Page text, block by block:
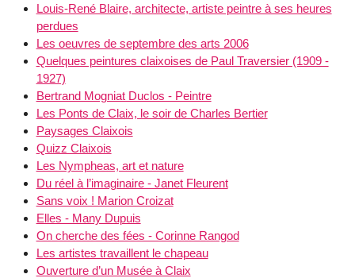
Louis-René Blaire, architecte, artiste peintre à ses heures
perdues
Les oeuvres de septembre des arts 2006
Quelques peintures claixoises de Paul Traversier (1909 -
1927)
Bertrand Mogniat Duclos - Peintre
Les Ponts de Claix, le soir de Charles Bertier
Paysages Claixois
Quizz Claixois
Les Nympheas, art et nature
Du réel à l’imaginaire - Janet Fleurent
Sans voix ! Marion Croizat
Elles - Many Dupuis
On cherche des fées - Corinne Rangod
Les artistes travaillent le chapeau
Ouverture d’un Musée à Claix